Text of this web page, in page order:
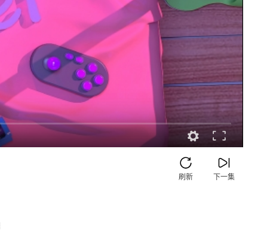
下一集
刷新